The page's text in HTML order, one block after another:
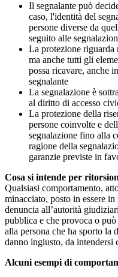
Il segnalante può
caso, l'identità del
persone diverse da
seguito alle
La protezione riguarda
ma anche tutti gli
possa ricavare, anche
segnalante
La segnalazione è
al diritto di accesso
La protezione della
persone coinvolte e
segnalazione fino alla
ragione della
garanzie previste in
Cosa si intende per
Qualsiasi comportamento,
minacciato, posto in essere
denuncia all’autorità
pubblica e che provoca o
alla persona che ha sporto la
danno ingiusto, da intendersi
Alcuni esempi di